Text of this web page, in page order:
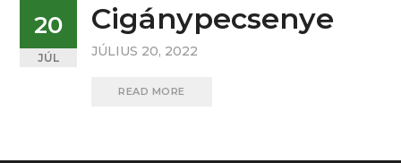
20
JÚL
Cigánypecsenye
JÚLIUS 20, 2022
READ MORE